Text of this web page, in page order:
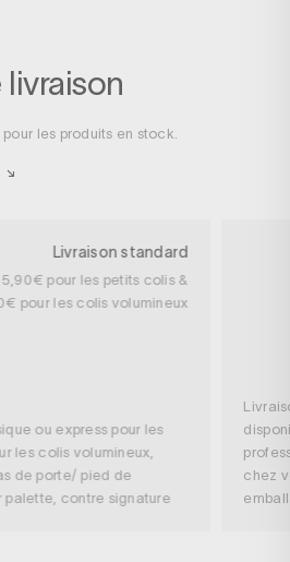
les produits en stock.
Livraison standard
pour les petits colis &
pour les colis volumineux
ou express pour les
les colis volumineux,
de porte/ pied de
palette, contre signature
chez